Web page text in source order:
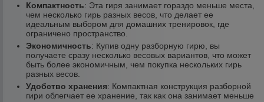
Компактность: Эта гиря занимает гораздо меньше места,
чем несколько гирь разных весов, что делает ее
идеальным выбором для домашних тренировок, где
ограничено пространство.
Экономичность: Купив одну разборную гирю, вы
получаете сразу несколько весовых вариантов, что может
быть более экономичным, чем покупка нескольких гирь
разных весов.
Удобство хранения: Компактная конструкция разборной
гири облегчает ее хранение, так как она занимает меньше